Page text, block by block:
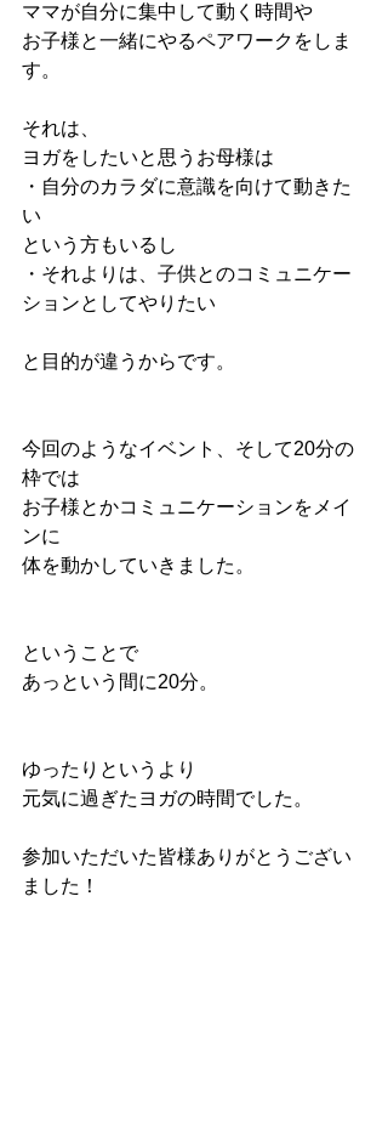
ママが自分に集中して動く時間や
お子様と一緒にやるペアワークをしま
す。
それは、
ヨガをしたいと思うお母様は
・自分のカラダに意識を向けて動きた
い
という方もいるし
・それよりは、子供とのコミュニケー
ションとしてやりたい
と目的が違うからです。
今回のようなイベント、そして20分の
枠では
お子様とかコミュニケーションをメイ
ンに
体を動かしていきました。
ということで
あっという間に20分。
ゆったりというより
元気に過ぎたヨガの時間でした。
参加いただいた皆様ありがとうござい
ました！